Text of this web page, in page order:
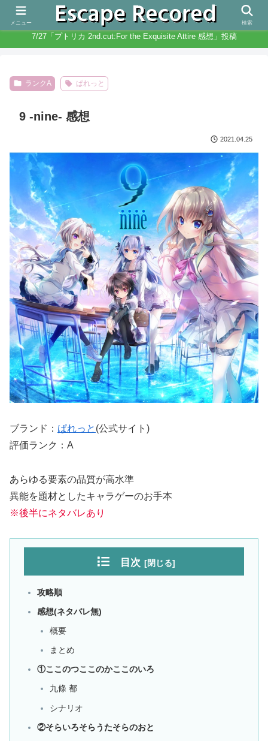
人生と違いノベルゲームは無限にある
7/27「プトリカ 2nd.cut:For the Exquisite Attire 感想」投稿
ランクA ぱれっと
9 -nine- 感想
2021.04.25
ブランド： ぱれっと (公式サイト)
評価ランク：A
あらゆる要素の品質が高水準
異能を題材としたキャラゲーのお手本
※後半にネタバレあり
目次
攻略順
感想(ネタバレ無)
概要
まとめ
①ここのつここのかここのいろ
九條 都
シナリオ
②そらいろそらうたそらのおと
メニュー 検索